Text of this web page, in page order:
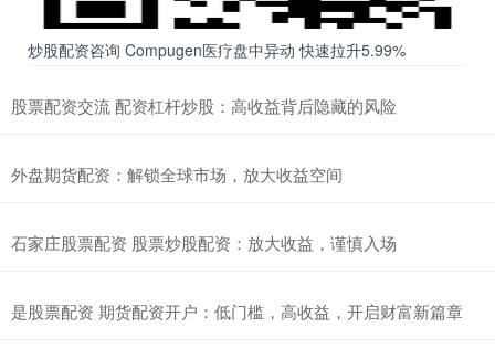
炒股配资咨询 Compugen医疗盘中异动 快速拉升5.99%
股票配资交流 配资杠杆炒股：高收益背后隐藏的风险
外盘期货配资：解锁全球市场，放大收益空间
石家庄股票配资 股票炒股配资：放大收益，谨慎入场
是股票配资 期货配资开户：低门槛，高收益，开启财富新篇章